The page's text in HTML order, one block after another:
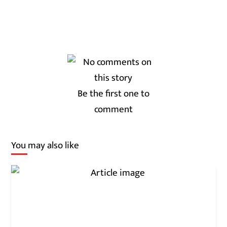
Be the first one to
comment
You may also like